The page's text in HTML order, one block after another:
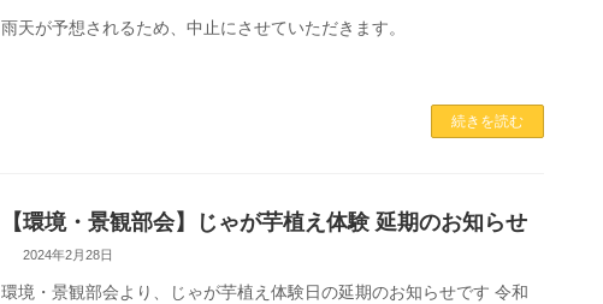
雨天が予想されるため、中止にさせていただきます。
続きを読む
【環境・景観部会】じゃが芋植え体験 延期のお知らせ
2024年2月28日
環境・景観部会より、じゃが芋植え体験日の延期のお知らせです 令和